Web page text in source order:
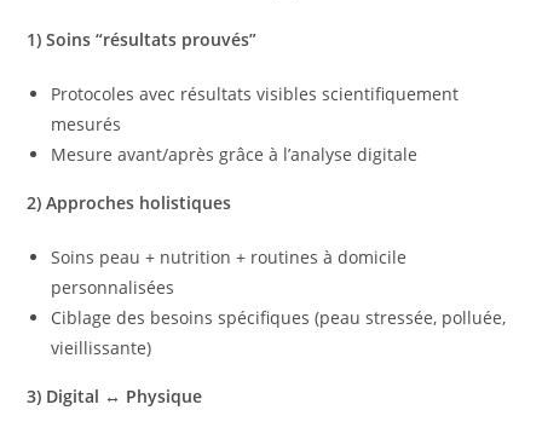
1) Soins “résultats prouvés”
Protocoles avec résultats visibles scientifiquement
mesurés
Mesure avant/après grâce à l’analyse digitale
2) Approches holistiques
Soins peau + nutrition + routines à domicile
personnalisées
Ciblage des besoins spécifiques (peau stressée, polluée,
vieillissante)
3) Digital ↔ Physique